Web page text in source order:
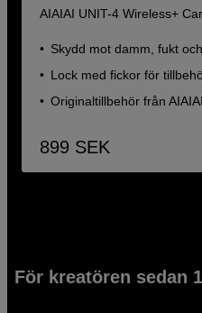
AIAIAI UNIT-4 Wireless+
Skydd mot damm, fukt
Lock med fickor för
Originaltillbehör från AIAIAI
899 SEK
För kreatören sedan